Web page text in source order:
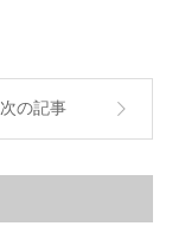
次の記事